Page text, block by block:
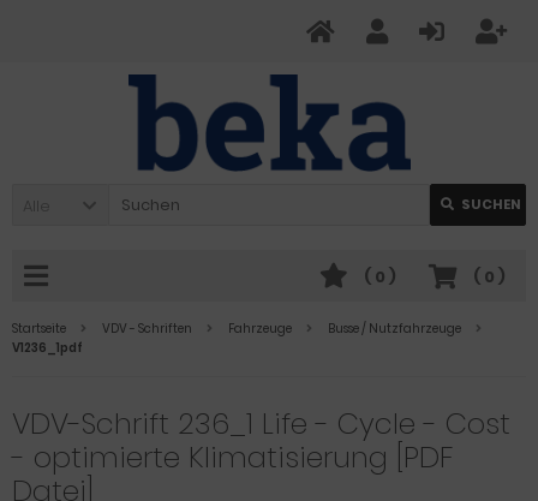
Alle SUCHEN
( 0 )
( 0 )
Startseite VDV - Schriften Fahrzeuge
Busse / Nutzfahrzeuge
V1236_1pdf
VDV-Schrift 236_1 Life - Cycle - Cost
- optimierte Klimatisierung [PDF
Datei]